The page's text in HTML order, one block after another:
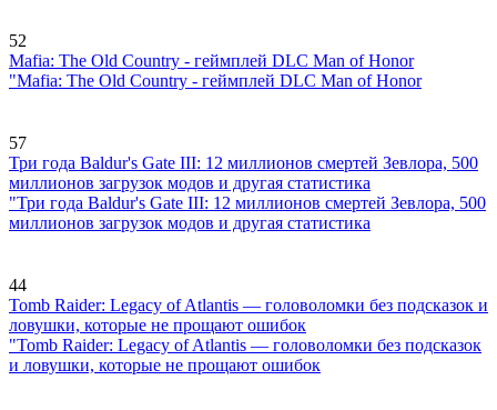
52
Mafia: The Old Country - геймплей DLC Man of Honor
"Mafia: The Old Country - геймплей DLC Man of Honor
57
Три года Baldur's Gate III: 12 миллионов смертей Зевлора, 500
миллионов загрузок модов и другая статистика
"Три года Baldur's Gate III: 12 миллионов смертей Зевлора, 500
миллионов загрузок модов и другая статистика
44
Tomb Raider: Legacy of Atlantis — головоломки без подсказок и
ловушки, которые не прощают ошибок
"Tomb Raider: Legacy of Atlantis — головоломки без подсказок
и ловушки, которые не прощают ошибок